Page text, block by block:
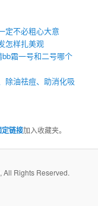
定不必粗心大意
怎样扎美观
霜一号和二号哪个
除油祛痘、助消化吸
定链接加入收藏夹。
All Rights Reserved.